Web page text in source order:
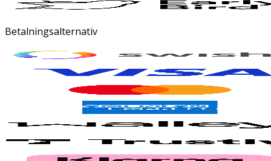
Betalningsalternativ